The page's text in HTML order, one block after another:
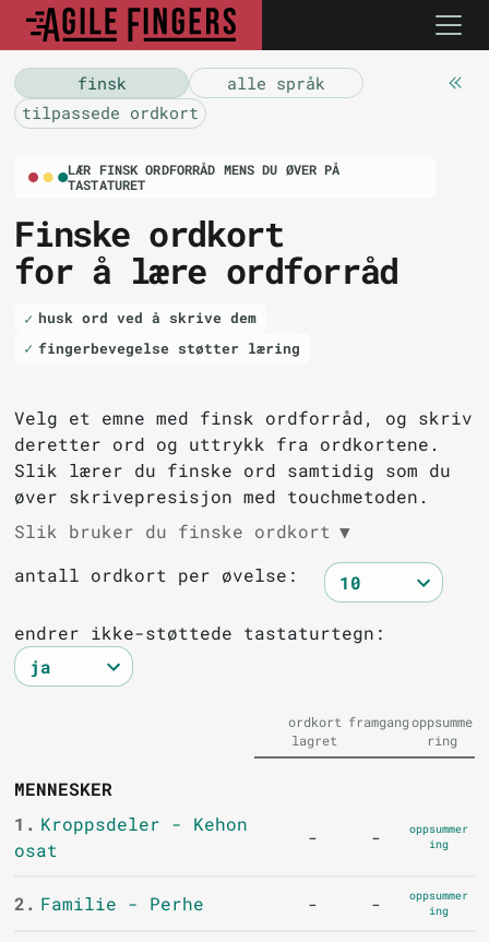
finsk
alle språk
tilpassede ordkort
LÆR FINSK ORDFORRÅD MENS DU ØVER PÅ
TASTATURET
Finske ordkort
for å lære ordforråd
husk ord ved å skrive dem
fingerbevegelse støtter læring
Velg et emne med finsk ordforråd, og skriv
deretter ord og uttrykk fra ordkortene.
Slik lærer du finske ord samtidig som du
øver skrivepresisjon med touchmetoden.
Slik bruker du finske ordkort ▼
antall ordkort per øvelse:
endrer ikke-støttede tastaturtegn:
ordkort
lagret
framgangoppsumme
ring
MENNESKER
1. Kroppsdeler - Kehon
osat
- -
oppsummer
ing
2. Familie - Perhe - -
oppsummer
ing